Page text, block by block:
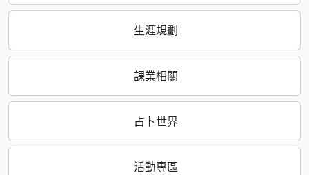
生涯規劃
課業相關
占卜世界
活動專區